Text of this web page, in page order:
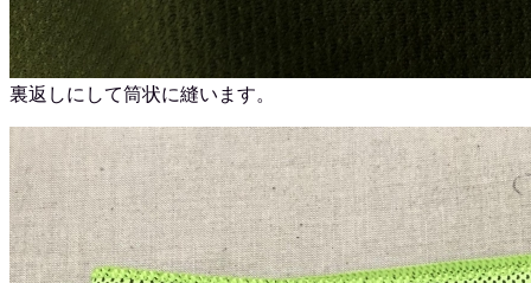
裏返しにして筒状に縫います。